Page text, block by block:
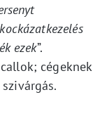
ezek”.
cégeknek